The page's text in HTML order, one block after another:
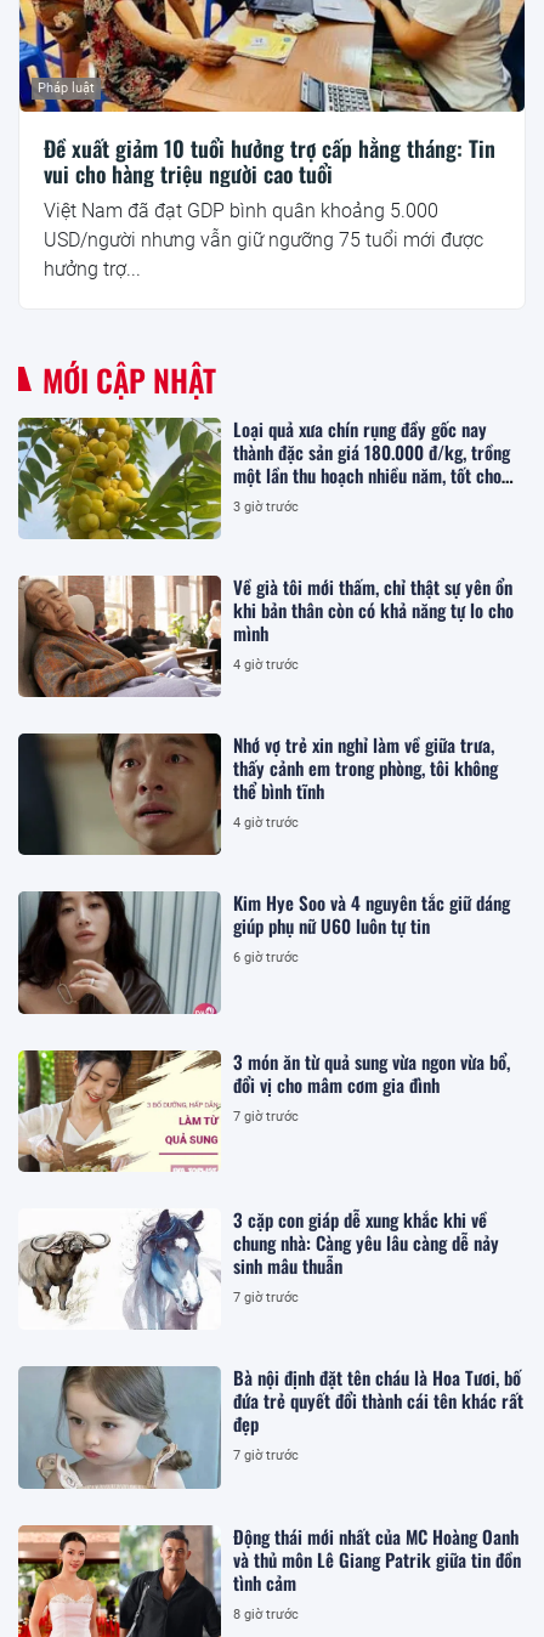
Pháp luật
Đề xuất giảm 10 tuổi hưởng trợ cấp hằng tháng: Tin
vui cho hàng triệu người cao tuổi
Việt Nam đã đạt GDP bình quân khoảng 5.000
USD/người nhưng vẫn giữ ngưỡng 75 tuổi mới được
hưởng trợ...
MỚI CẬP NHẬT
Loại quả xưa chín rụng đầy gốc nay
thành đặc sản giá 180.000 đ/kg, trồng
một lần thu hoạch nhiều năm, tốt cho
sức khỏe
3 giờ trước
Về già tôi mới thấm, chỉ thật sự yên ổn
khi bản thân còn có khả năng tự lo cho
mình
4 giờ trước
Nhớ vợ trẻ xin nghỉ làm về giữa trưa,
thấy cảnh em trong phòng, tôi không
thể bình tĩnh
4 giờ trước
Kim Hye Soo và 4 nguyên tắc giữ dáng
giúp phụ nữ U60 luôn tự tin
6 giờ trước
3 món ăn từ quả sung vừa ngon vừa bổ,
đổi vị cho mâm cơm gia đình
7 giờ trước
3 cặp con giáp dễ xung khắc khi về
chung nhà: Càng yêu lâu càng dễ nảy
sinh mâu thuẫn
7 giờ trước
Bà nội định đặt tên cháu là Hoa Tươi, bố
đứa trẻ quyết đổi thành cái tên khác rất
đẹp
7 giờ trước
Động thái mới nhất của MC Hoàng Oanh
và thủ môn Lê Giang Patrik giữa tin đồn
tình cảm
8 giờ trước